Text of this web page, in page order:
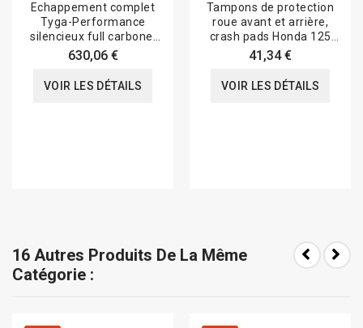
Echappement complet
Tyga-Performance
silencieux full carbone,
Honda 125 MSX...
630,06 €
VOIR LES DÉTAILS
Tampons de protection
roue avant et arrière,
crash pads Honda 125
MSX
41,34 €
VOIR LES DÉTAILS
16 Autres Produits De La Même
Catégorie :